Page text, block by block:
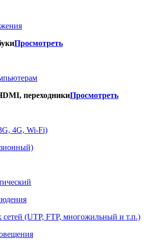
Просмотреть
переходникиПросмотреть
4G, Wi-Fi)
сетей (UTP, FTP, многожильный и т.п.)